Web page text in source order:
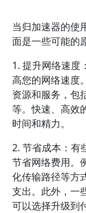
当归加速器的使
面是一些可能的
1. 提升网络速度
高您的网络速度
资源和服务，包
等。快速、高效
时间和精力。
2. 节省成本：有
节省网络费用。
化传输路径等方
支出。此外，一
可以选择升级到